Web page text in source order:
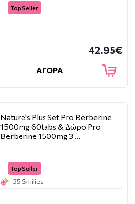
Top Seller
42.95€
ΑΓΟΡΑ
Nature's Plus Set Pro Berberine
1500mg 60tabs & Δώρο Pro
Berberine 1500mg 3 …
Top Seller
35 Smilies